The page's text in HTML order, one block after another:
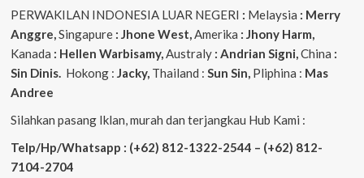
PERWAKILAN INDONESIA LUAR NEGERI : Melaysia : Merry
Anggre, Singapure: Jhone West, Amerika : Jhony Harm,
Kanada : Hellen Warbisamy, Australy : Andrian Signi, China :
Sin Dinis. Hokong : Jacky, Thailand : Sun Sin, Pliphina : Mas
Andree
Silahkan pasang Iklan, murah dan terjangkau Hub Kami :
Telp/Hp/Whatsapp : (+62) 812-1322-2544 – (+62) 812-
7104-2704